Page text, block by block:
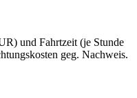
und Fahrtzeit (je Stunde
geg. Nachweis.